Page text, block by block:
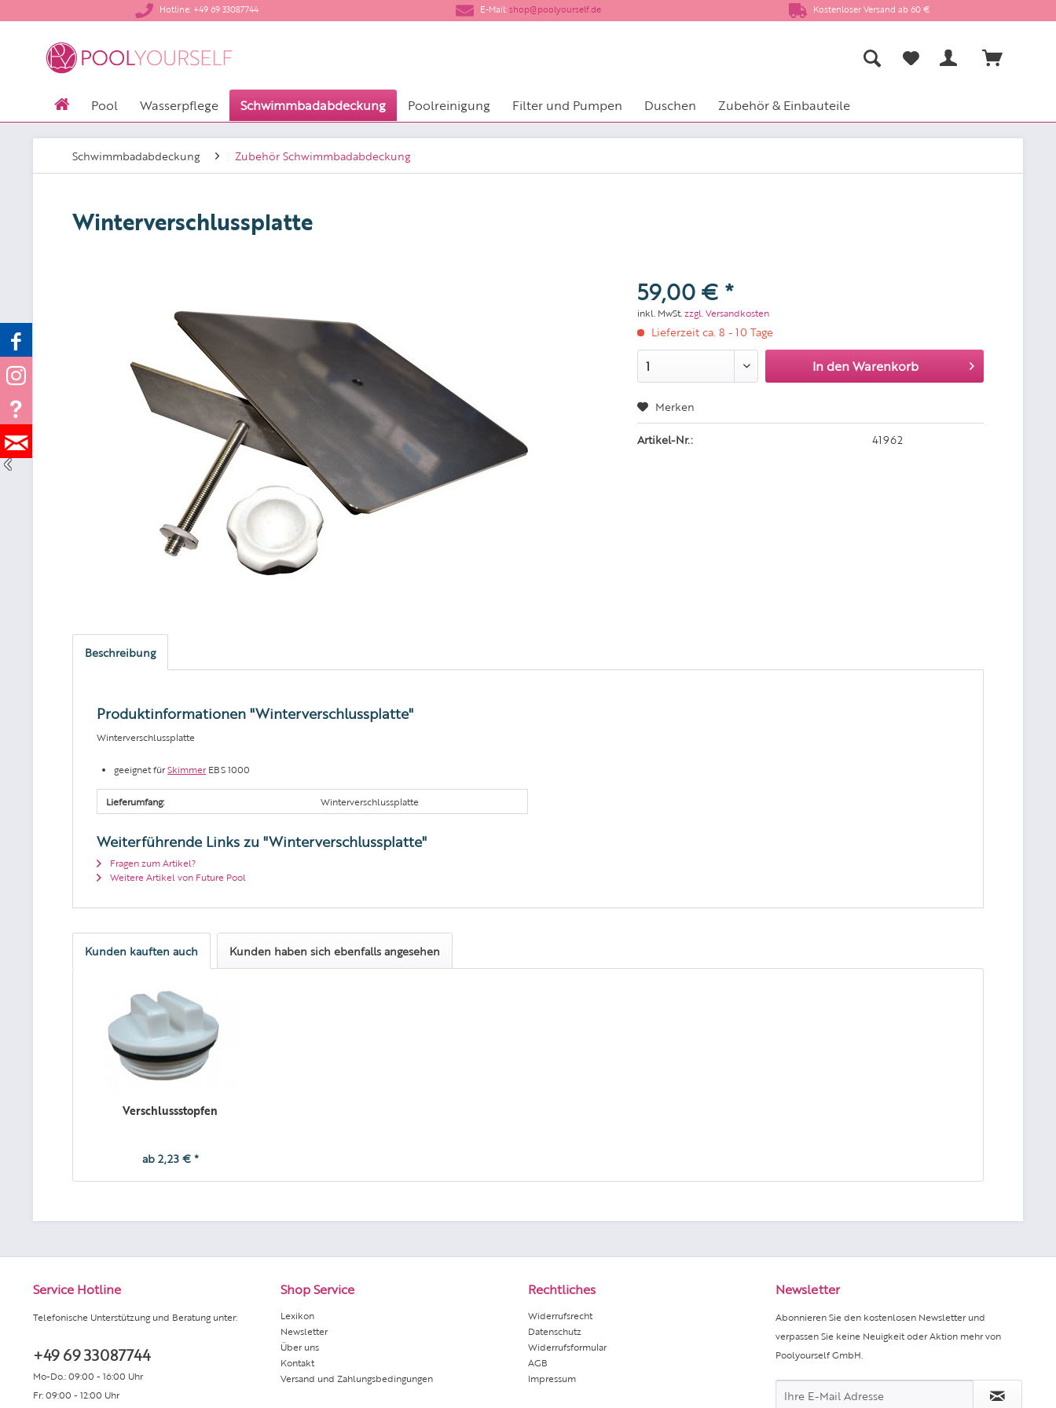
​Hotline: +49 69 33087744 ​E-Mail: shop@poolyourself.de Kostenloser Versand ab 60 €
Pool Wasserpflege Schwimmbadabdeckung Poolreinigung Filter und Pumpen Duschen Zubehör & Einbauteile
Schwimmbadabdeckung Zubehör Schwimmbadabdeckung
Winterverschlussplatte
59,00 € *
inkl. MwSt.zzgl. Versandkosten
Lieferzeit ca. 8 - 10 Tage
In den Warenkorb
Merken
Artikel-Nr.: 41962
Beschreibung
Produktinformationen "Winterverschlussplatte"
Winterverschlussplatte
geeignet fürSkimmerEBS 1000
Lieferumfang: Winterverschlussplatte
Weiterführende Links zu "Winterverschlussplatte"
Fragen zum Artikel?
Weitere Artikel von Future Pool
Kunden kauften auch Kunden haben sich ebenfalls angesehen
Verschlussstopfen
ab 2,23 € *
Service Hotline
Telefonische Unterstützung und Beratung unter:
+49 69 33087744
Mo-Do.: 09:00 - 16:00 Uhr
Fr: 09:00 - 12:00 Uhr
Shop Service
Lexikon
Newsletter
Über uns
Kontakt
Versand und Zahlungsbedingungen
Rechtliches
Widerrufsrecht
Datenschutz
Widerrufsformular
AGB
Impressum
Newsletter
Abonnieren Sie den kostenlosen Newsletter und
verpassen Sie keine Neuigkeit oder Aktion mehr von
Poolyourself GmbH.